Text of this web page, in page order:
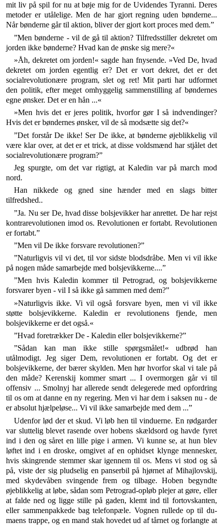
mit liv på spil for nu at bøje mig for de Uvidendes Tyranni. Deres
metoder er utålelige. Men de har gjort regning uden bønderne...
Når bønderne går til aktion, bliver der gjort kort proces med dem.”
”Men bønderne - vil de gå til aktion? Tilfredsstiller dekretet om
jorden ikke bønderne? Hvad kan de ønske sig mere?«
»Åh, dekretet om jorden!« sagde han fnysende. »Ved De, hvad
dekretet om jorden egentlig er? Det er vort dekret, det er det
socialrevolutionære program, slet og ret! Mit parti har udformet
den politik, efter meget om­hyggelig sammenstilling af bøndernes
egne ønsker. Det er en hån ...«
»Men hvis det er jeres politik, hvorfor gør I så ind­vendinger?
Hvis det er bøndernes ønsker, vil de så modsætte sig det?«
”Det forstår De ikke! Ser De ikke, at bønderne øjeblikkelig vil
være klar over, at det er et trick, at disse voldsmænd har stjålet det
socialrevolutionære program?”
Jeg spurgte, om det var rigtigt, at Kaledin var på march mod
nord.
Han nikkede og gned sine hænder med en slags bitter
tilfredshed..
”Ja. Nu ser De, hvad disse bolsjevikker har anrettet. De har rejst
kontrarevolutionen imod os. Re­volutionen er fortabt. Revolutionen
er fortabt.”
”Men vil De ikke forsvare revolutionen?”
”Naturligvis vil vi det, til vor sidste blodsdråbe. Men vi vil ikke
på nogen måde samarbejde med bolsjevik­kerne....”
”Men hvis Kaledin kommer til Petrograd, og bolsje­vikkerne
forsvarer byen - vil I så ikke gå sammen med dem?”
»Naturligvis ikke. Vi vil også forsvare byen, men vi vil ikke
støtte bolsjevikkerne. Kaledin er revolutionens fjende, men
bolsjevikkerne er det også.«
”Hvad foretrækker De - Kaledin eller bolsjevikker­ne?”
”Sådan kan man ikke stille spørgsmålet!« udbrød han
utålmodigt. Jeg siger Dem, revolutionen er fortabt. Og det er
bolsjevikkerne, der bærer skylden. Men hør hvorfor skal vi tale på
den måde? Kerenskij kommer smart ... I overmorgen går vi til
offensiv ... Smolnyj har allerede sendt delegerede med opfordring
til os om at danne en ny regering. Men vi har dem i saksen nu - de
er absolut hjælpeløse... Vi vil ikke samarbejde med dem ...”
Udenfor lød der et skud. Vi løb hen til vinduerne. En rødgarder
var sluttelig blevet rasende over hobens skældsord og havde fyret
ind i den og såret en lille pige i armen. Vi kunne se, at hun blev
løftet ind i en droske, omgivet af en ophidset klynge mennesker,
hvis sking­rende stemmer skar igennem til os. Mens vi stod og så
på, viste der sig pludselig en panserbil på hjørnet af Mi­hajlovskij,
med skydevåben svingende frem og tilbage. Hoben begyndte
øjeblikkelig at løbe, sådan som Petro­grad-opløb plejer at gøre, eller
at falde ned og ligge stille på gaden, klemt ind til fortovskanten,
eller sammenpakkede bag telefonpæle. Vognen rullede op til du­
maens trappe, og en mand stak hovedet ud af tårnet og forlangte at